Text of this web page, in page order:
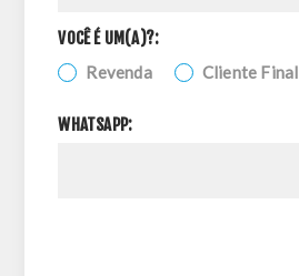
VOCÊ É UM(A)?:
Revenda Cliente Final
WHATSAPP: